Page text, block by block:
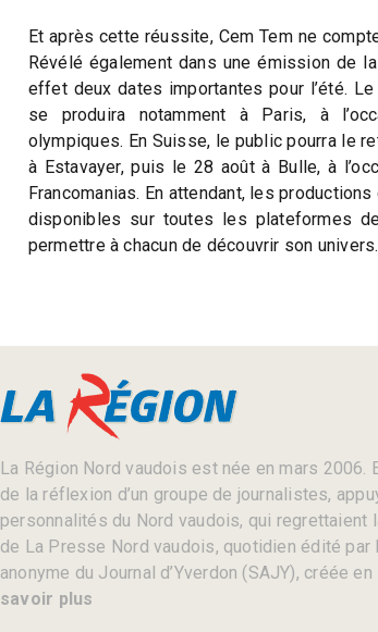
Et après cette réussite, Cem Tem ne
Révélé également dans une émission de
effet deux dates importantes pour l’été. Le
se produira notamment à Paris, à
olympiques. En Suisse, le public pourra le
à Estavayer, puis le 28 août à Bulle, à
Francomanias. En attendant, les
disponibles sur toutes les plateformes
permettre à chacun de découvrir son univers.
La Région Nord vaudois est née en mars 2006.
de la réflexion d’un groupe de journalistes,
personnalités du Nord vaudois, qui regrettaient
de La Presse Nord vaudois, quotidien édité par
anonyme du Journal d’Yverdon (SAJY), créée en
savoir plus